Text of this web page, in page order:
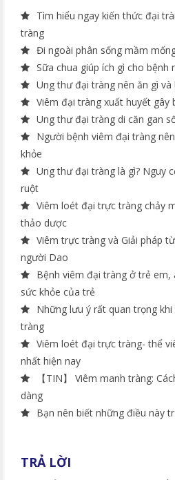
Tìm hiểu ngay kiến thức đại
tràng
Đi ngoài phân sống mầm
Sữa chua giúp ích gì cho bệnh
Ung thư đại tràng nên ăn gì và
Viêm đại tràng xuất huyết gây
Ung thư đại tràng di căn gan
Người bệnh viêm đại tràng
khỏe
Ung thư đại tràng là gì? Nguy
ruột
Viêm loét đại trực tràng chảy
thảo dược
Viêm trực tràng và Giải pháp
người Dao
Bệnh viêm đại tràng ở trẻ em,
sức khỏe của trẻ
Những lưu ý rất quan trọng
tràng
Viêm loét đại trực tràng- thể
nhất hiện nay
【TIN】 Viêm manh tràng:
dàng
Bạn nên biết những điều này
TRẢ LỜI